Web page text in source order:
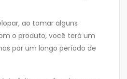
ao tomar alguns
o produto, você terá um
por um longo período de